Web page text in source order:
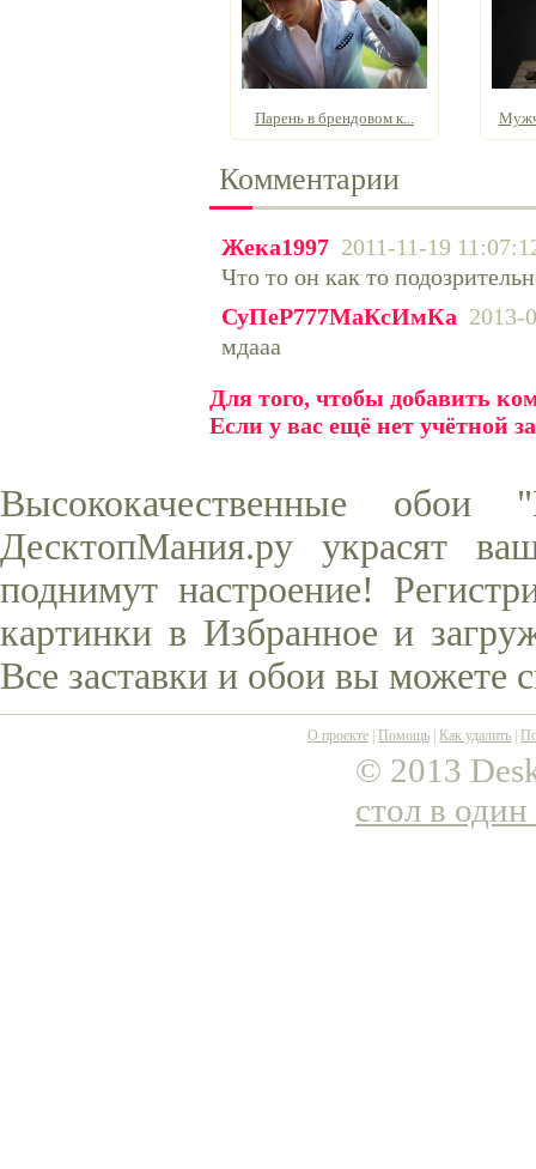
Парень в брендовом к...
Комментарии
Жека1997 2011-11-19
Что то он как то
СуПеР777МаКсИмКа 2013-
мдааа
Для того, чтобы добавить
Если у вас ещё нет учётной
Высококачественные
ДесктопМания.ру украсят
поднимут настроение!
картинки в Избранное и
Все заставки и обои вы можете
О проекте Помощь Как удалить
© 2013
стол в